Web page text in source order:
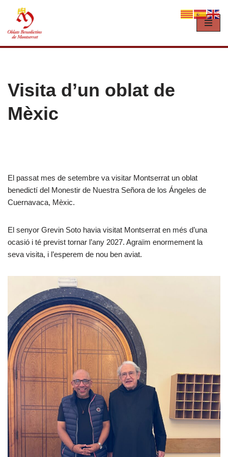
al
Visita d’un oblat de
Mèxic
El passat mes de setembre va visitar Montserrat un oblat
benedictí del Monestir de Nuestra Señora de los Ángeles de
Cuernavaca, Mèxic.
El senyor Grevin Soto havia visitat Montserrat en més d’una
ocasió i té previst tornar l’any 2027. Agraïm enormement la
seva visita, i l’esperem de nou ben aviat.